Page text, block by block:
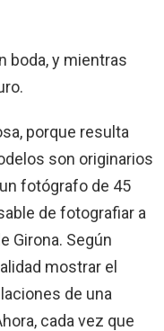
boda, y mientras
porque resulta
son originarios
un fotógrafo de 45
de fotografiar a
Girona. Según
mostrar el
de una
cada vez que